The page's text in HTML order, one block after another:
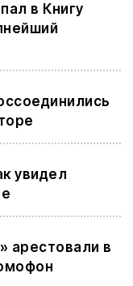
в Книгу
увидел
арестовали в